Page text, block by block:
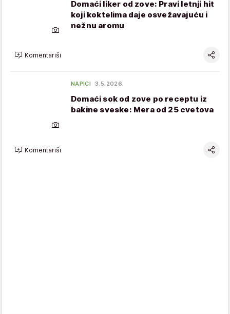
Domaći liker od zove: Pravi letnji hit
koji koktelima daje osvežavajuću i
nežnu aromu
Komentariši
NAPICI 3.5.2026.
Domaći sok od zove po receptu iz
bakine sveske: Mera od 25 cvetova
Komentariši